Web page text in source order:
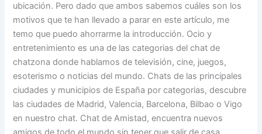
ubicación. Pero dado que ambos sabemos cuáles son los
motivos que te han llevado a parar en este artículo, me
temo que puedo ahorrarme la introducción. Ocio y
entretenimiento es una de las categorias del chat de
chatzona donde hablamos de televisión, cine, juegos,
esoterismo o noticias del mundo. Chats de las principales
ciudades y municipios de España por categorias, descubre
las ciudades de Madrid, Valencia, Barcelona, Bilbao o Vigo
en nuestro chat. Chat de Amistad, encuentra nuevos